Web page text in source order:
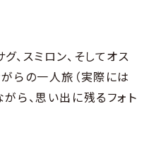
、スミロン、そしてオス
らの一人旅（実際には
ら、思い出に残るフォト